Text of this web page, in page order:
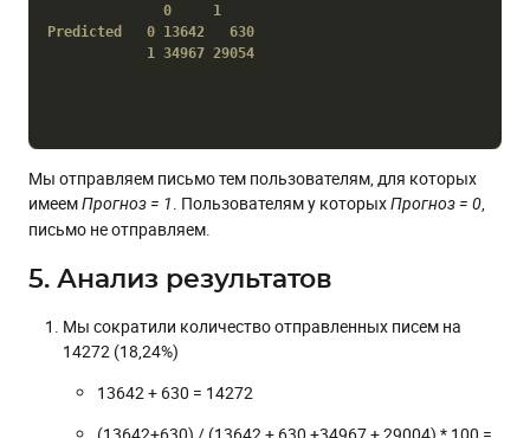
              0     1
Predicted   0 13642   630
            1 34967 29054
Мы отправляем письмо тем пользователям, для которых
имеемПрогноз = 1. Пользователям у которыхПрогноз = 0,
письмо не отправляем.
5. Анализ результатов
Мы сократили количество отправленных писем на
14272 (18,24%)
13642+ 630 = 14272